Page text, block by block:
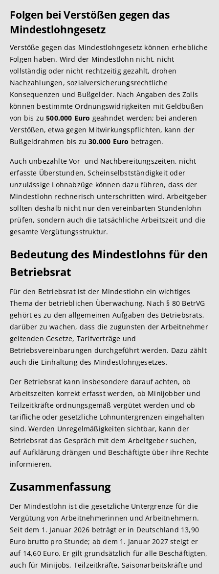
Folgen bei Verstößen gegen das
Mindestlohngesetz
Verstöße gegen das Mindestlohngesetz können erhebliche
Folgen haben. Wird der Mindestlohn nicht, nicht
vollständig oder nicht rechtzeitig gezahlt, drohen
Nachzahlungen, sozialversicherungsrechtliche
Konsequenzen und Bußgelder. Nach Angaben des Zolls
können bestimmte Ordnungswidrigkeiten mit Geldbußen
von bis zu500.000 Euro geahndet werden; bei anderen
Verstößen, etwa gegen Mitwirkungspflichten, kann der
Bußgeldrahmen bis zu30.000 Euro betragen.
Auch unbezahlte Vor- und Nachbereitungszeiten, nicht
erfasste Überstunden, Scheinselbstständigkeit oder
unzulässige Lohnabzüge können dazu führen, dass der
Mindestlohn rechnerisch unterschritten wird. Arbeitgeber
sollten deshalb nicht nur den vereinbarten Stundenlohn
prüfen, sondern auch die tatsächliche Arbeitszeit und die
gesamte Vergütungsstruktur.
Bedeutung des Mindestlohns für den
Betriebsrat
Für den Betriebsrat ist der Mindestlohn ein wichtiges
Thema der betrieblichen Überwachung. Nach § 80 BetrVG
gehört es zu den allgemeinen Aufgaben des Betriebsrats,
darüber zu wachen, dass die zugunsten der Arbeitnehmer
geltenden Gesetze, Tarifverträge und
Betriebsvereinbarungen durchgeführt werden. Dazu zählt
auch die Einhaltung des Mindestlohngesetzes.
Der Betriebsrat kann insbesondere darauf achten, ob
Arbeitszeiten korrekt erfasst werden, ob Minijobber und
Teilzeitkräfte ordnungsgemäß vergütet werden und ob
tarifliche oder gesetzliche Lohnuntergrenzen eingehalten
sind. Werden Unregelmäßigkeiten sichtbar, kann der
Betriebsrat das Gespräch mit dem Arbeitgeber suchen,
auf Aufklärung drängen und Beschäftigte über ihre Rechte
informieren.
Zusammenfassung
Der Mindestlohn ist die gesetzliche Untergrenze für die
Vergütung von Arbeitnehmerinnen und Arbeitnehmern.
Seit dem 1. Januar 2026 beträgt er in Deutschland 13,90
Euro brutto pro Stunde; ab dem 1. Januar 2027 steigt er
auf 14,60 Euro. Er gilt grundsätzlich für alle Beschäftigten,
auch für Minijobs, Teilzeitkräfte, Saisonarbeitskräfte und